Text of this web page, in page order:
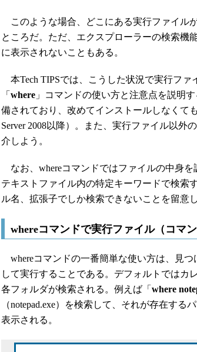
このような場合、どこにある実行ファイル
ところだ。ただ、エクスプローラーの検索機
に表示されないこともある。
本Tech TIPSでは、こうした状況で実行ファ
「 where 」コマンドの使い方と注意点を説明
備されており、改めてインストールしなくて
Server 2008以降）。また、実行ファイル以外
介しよう。
なお、whereコマンドではファイルの中身を
テキストファイル内の特定キーワードで検索
ル名、拡張子でしか検索できないことを留意
whereコマンドで実行ファイル（コマ
whereコマンドの一番簡単な使い方は、見
して実行することである。デフォルトではカ
各フォルダが検索される。例えば「 where
（notepad.exe）を検索して、それが存在す
表示される。